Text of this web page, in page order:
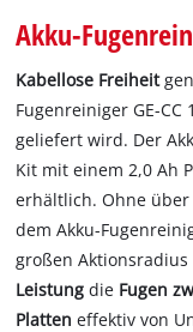
Akku-
Kabellose Freiheit
Fugenreiniger GE-
geliefert wird. Der
Kit mit einem 2,0 Ah
erhältlich. Ohne
dem Akku-
großen
Leistung die Fugen
Platten effektiv von